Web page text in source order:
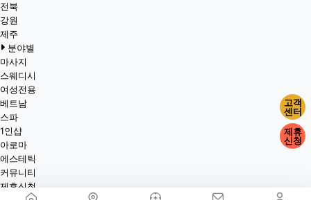
전북
강원
제주
분야별
마사지
스웨디시
여성전용
베트남
스파
1인샵
아로마
에스테틱
커뮤니티
제휴신청
고객
센터
제휴
신청